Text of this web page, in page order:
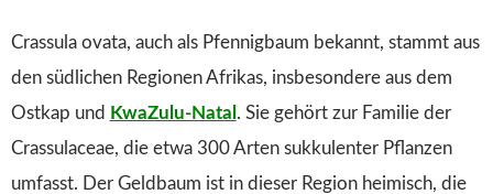
Crassula ovata, auch als Pfennigbaum bekannt, stammt aus
den südlichen Regionen Afrikas, insbesondere aus dem
Ostkap und KwaZulu-Natal . Sie gehört zur Familie der
Crassulaceae, die etwa 300 Arten sukkulenter Pflanzen
umfasst. Der Geldbaum ist in dieser Region heimisch, die